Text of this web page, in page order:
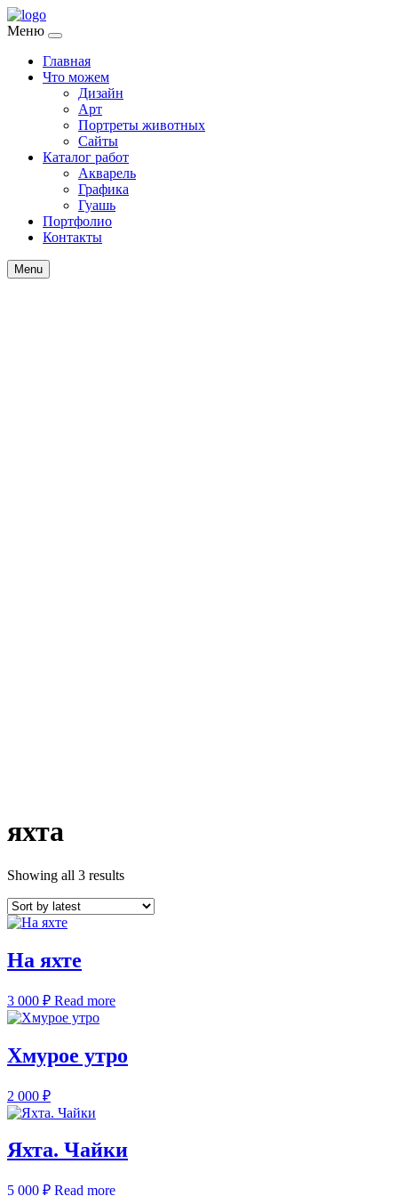
Меню
Главная
Что можем
Дизайн
Арт
Портреты животных
Сайты
Каталог работ
Акварель
Графика
Гуашь
Портфолио
Контакты
Menu
яхта
Showing all 3 results
На яхте
3 000 ₽ Read more
Хмурое утро
2 000 ₽
Яхта. Чайки
5 000 ₽ Read more